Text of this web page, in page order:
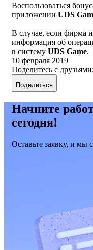
Воспользоваться
приложении UDS
В случае, если фирма
информация об
в систему UDS Game.
10 февраля 2019
Поделитесь с друзьями:
Поделиться
Начните
сегодня!
Оставьте заявку, и мы